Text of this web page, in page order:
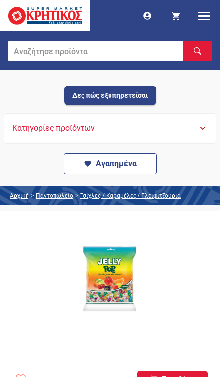
Δες πώς εξυπηρετείσαι
Κατηγορίες προϊόντων
Αγαπημένα
Αρχική > Παντοπωλείο > Τσίχλες / Καραμέλες / Γλειφιτζούρια